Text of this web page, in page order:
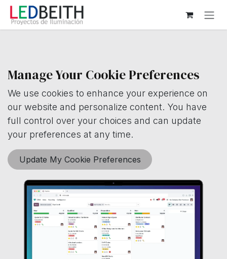
Ir al contenido
Manage Your Cookie Preferences
We use cookies to enhance your experience on
our website and personalize content. You have
full control over your choices and can update
your preferences at any time.
Update My Cookie Preferences